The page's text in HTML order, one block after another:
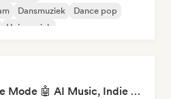
Dansmuziek
Dance pop
Huismuziek
Pop Machine Mode 🤖 AI Music, Indie Pop & Dream Pop